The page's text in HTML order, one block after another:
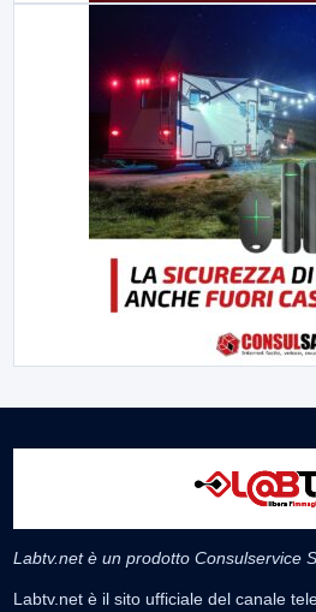
Labtv.net è un prodotto Consulservice
Labtv.net è il sito ufficiale del canale